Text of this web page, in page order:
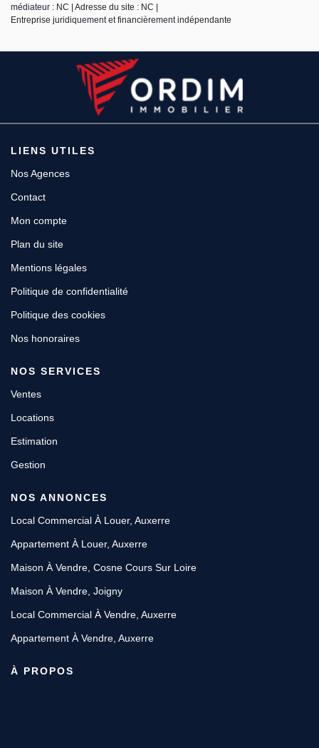
médiateur : NC | Adresse du site : NC |
Entreprise juridiquement et financièrement indépendante
LIENS UTILES
Nos Agences
Contact
Mon compte
Plan du site
Mentions légales
Politique de confidentialité
Politique des cookies
Nos honoraires
NOS SERVICES
Ventes
Locations
Estimation
Gestion
NOS ANNONCES
Local Commercial À Louer, Auxerre
Appartement À Louer, Auxerre
Maison À Vendre, Cosne Cours Sur Loire
Maison À Vendre, Joigny
Local Commercial À Vendre, Auxerre
Appartement À Vendre, Auxerre
À PROPOS